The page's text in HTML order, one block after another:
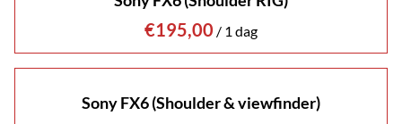
/
Sony FX6 (Shoulder & viewfinder)